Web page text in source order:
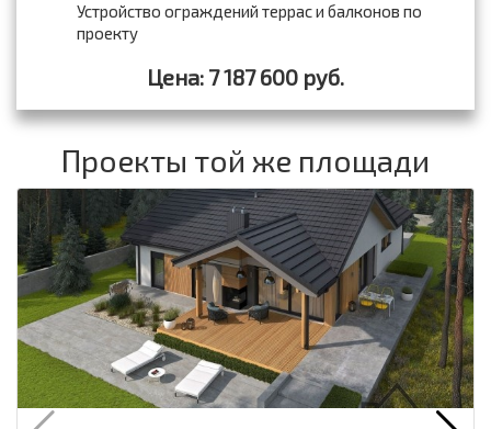
Устройство ограждений террас и балконов по
проекту
Цена: 7 187 600 руб.
Проекты той же площади